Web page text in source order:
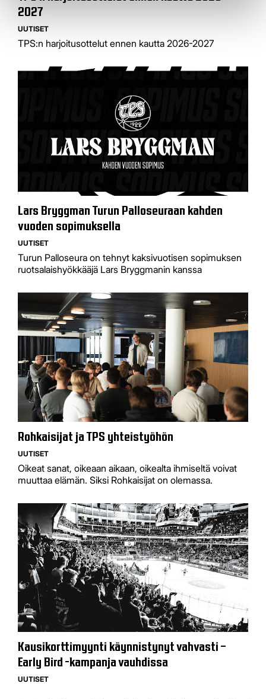
2027
UUTISET
TPS:n harjoitusottelut ennen kautta 2026-2027
Lars Bryggman Turun Palloseuraan kahden
vuoden sopimuksella
UUTISET
Turun Palloseura on tehnyt kaksivuotisen sopimuksen
ruotsalaishyökkääjä Lars Bryggmanin kanssa
​​​​​​​Rohkaisijat ja TPS yhteistyöhön
UUTISET
Oikeat sanat, oikeaan aikaan, oikealta ihmiseltä voivat
muuttaa elämän. Siksi Rohkaisijat on olemassa.
Kausikorttimyynti käynnistynyt vahvasti –
Early Bird -kampanja vauhdissa
UUTISET